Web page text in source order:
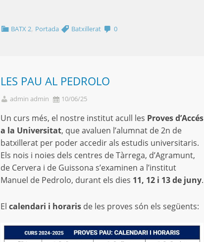
BATX 2, Portada Batxillerat 0
LES PAU AL PEDROLO
admin admin 10/06/25
Un curs més, el nostre institut acull les Proves d’Accés
a la Universitat, que avaluen l’alumnat de 2n de
batxillerat per poder accedir als estudis universitaris.
Els nois i noies dels centres de Tàrrega, d’Agramunt,
de Cervera i de Guissona s’examinen a l’institut
Manuel de Pedrolo, durant els dies 11, 12 i 13 de juny.
El calendari i horaris de les proves són els següents: